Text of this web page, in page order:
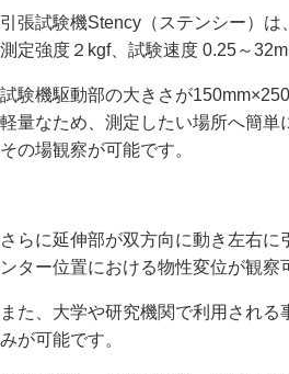
引張試験機Stency（ステンシー）は
測定強度２kgf、試験速度 0.25～
試験機駆動部の大きさが
軽量なため、測定したい場所へ簡単
その場観察が可能です。
さらに延伸部が双方向に動き左右に
ンター位置における物性変位が観察
また、大学や研究機関で利用される
みが可能です。